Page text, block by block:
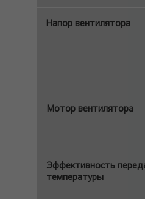
Напор вентилятора
Мотор вентилятора
Эффективность
температуры